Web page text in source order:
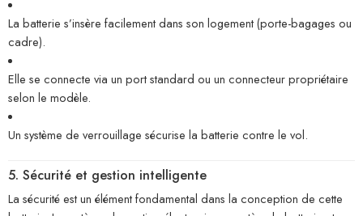
La batterie s’insère facilement dans son logement (porte-bagages ou
cadre).
Elle se connecte via un port standard ou un connecteur propriétaire
selon le modèle.
Un système de verrouillage sécurise la batterie contre le vol.
5. Sécurité et gestion intelligente
La sécurité est un élément fondamental dans la conception de cette